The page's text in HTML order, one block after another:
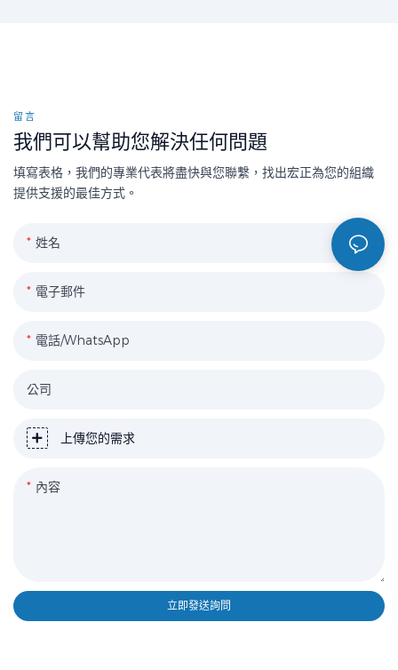
留言
我們可以幫助您解決任何問題
填寫表格，我們的專業代表將盡快與您聯繫，找出宏正為您的組織
提供支援的最佳方式。
姓名
電子郵件
電話/WhatsApp
公司
上傳您的需求
內容
立即發送詢問